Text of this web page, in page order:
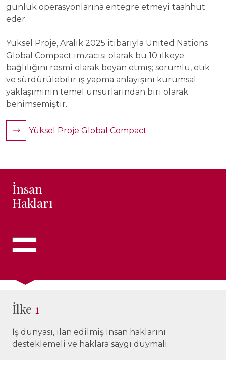
günlük operasyonlarına entegre etmeyi taahhüt
eder.
Yüksel Proje, Aralık 2025 itibarıyla United Nations
Global Compact imzacısı olarak bu 10 ilkeye
bağlılığını resmî olarak beyan etmiş; sorumlu, etik
ve sürdürülebilir iş yapma anlayışını kurumsal
yaklaşımının temel unsurlarından biri olarak
benimsemiştir.
Yüksel Proje Global Compact
İnsan
Hakları
İlke 1
İş dünyası, ilan edilmiş insan haklarını
desteklemeli ve haklara saygı duymalı.